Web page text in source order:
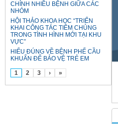
CHỈNH NHIỀU BỆNH GIỮA CÁC
NHÓM
HỘI THẢO KHOA HỌC “TRIỂN
KHAI CÔNG TÁC TIÊM CHỦNG
TRONG TÌNH HÌNH MỚI TẠI KHU
VỰC”
HIỂU ĐÚNG VỀ BỆNH PHẾ CẦU
KHUẨN ĐỂ BẢO VỆ TRẺ EM
1 2 3 › »